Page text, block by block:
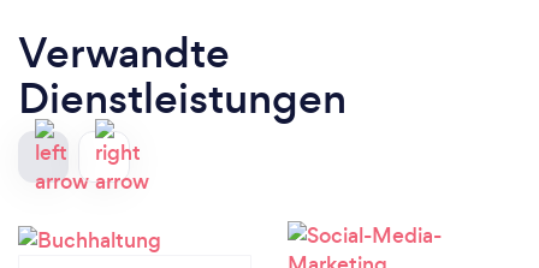
Verwandte
Dienstleistungen